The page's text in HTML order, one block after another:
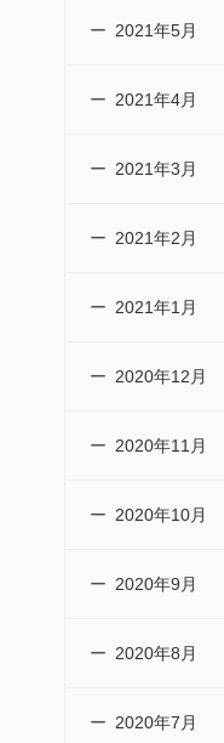
2021年5月
2021年4月
2021年3月
2021年2月
2021年1月
2020年12月
2020年11月
2020年10月
2020年9月
2020年8月
2020年7月